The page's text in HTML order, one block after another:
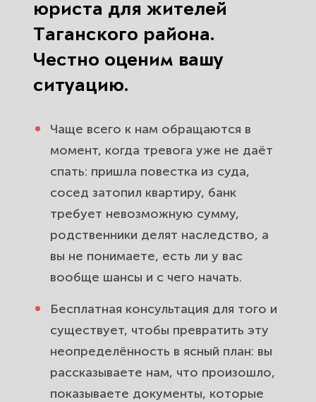
юриста для жителей
Таганского района.
Честно оценим вашу
ситуацию.
Чаще всего к нам обращаются в
момент, когда тревога уже не даёт
спать: пришла повестка из суда,
сосед затопил квартиру, банк
требует невозможную сумму,
родственники делят наследство, а
вы не понимаете, есть ли у вас
вообще шансы и с чего начать.
Бесплатная консультация для того и
существует, чтобы превратить эту
неопределённость в ясный план: вы
рассказываете нам, что произошло,
показываете документы, которые